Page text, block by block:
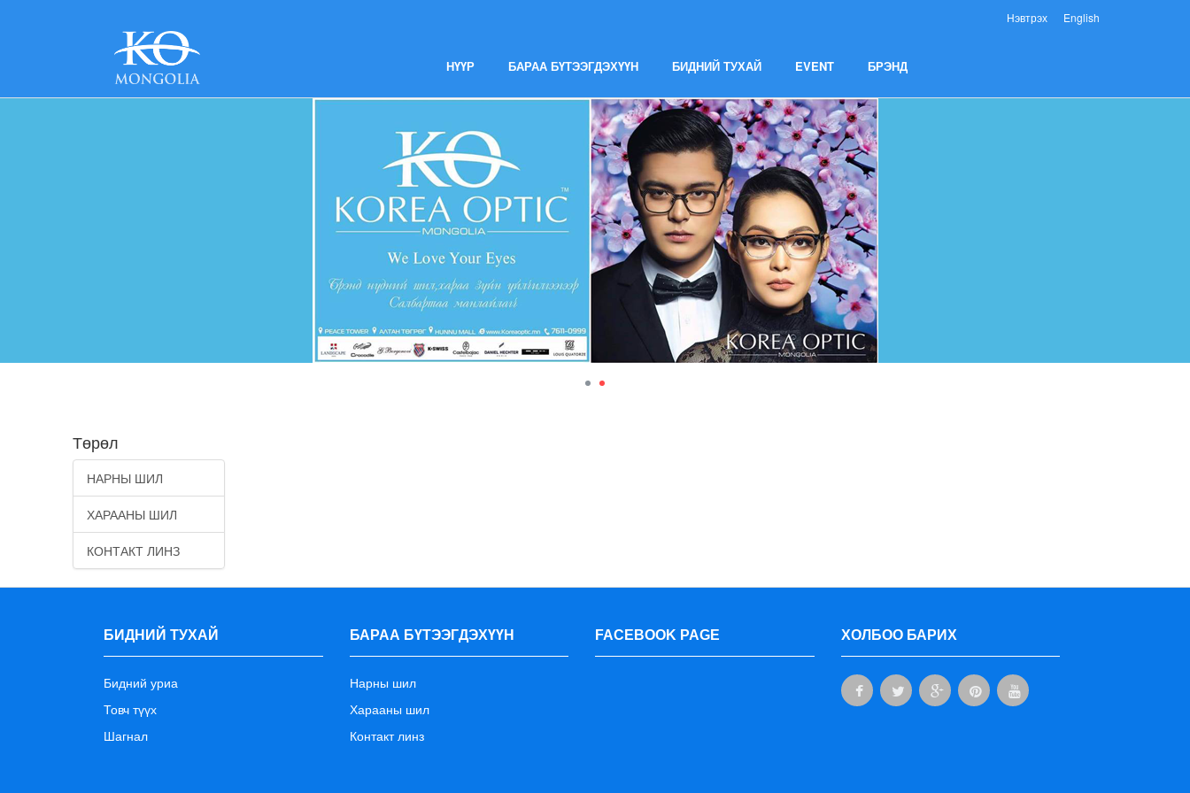
Нэвтрэх English
НҮҮР БАРАА БҮТЭЭГДЭХҮҮН БИДНИЙ ТУХАЙ EVENT БРЭНД
Төрөл
НАРНЫ ШИЛ
ХАРААНЫ ШИЛ
КОНТАКТ ЛИНЗ
БИДНИЙ ТУХАЙ
Бидний уриа
Товч түүх
Шагнал
БАРАА БҮТЭЭГДЭХҮҮН
Нарны шил
Харааны шил
Контакт линз
FACEBOOK PAGE ХОЛБОО БАРИХ